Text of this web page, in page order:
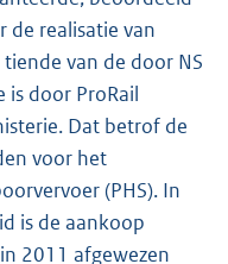
de realisatie van
van de door NS
door ProRail
Dat betrof de
voor het
(PHS). In
is de aankoop
2011 afgewezen